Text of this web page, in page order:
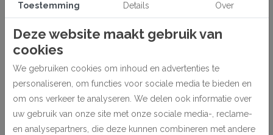
Beschrijving
Framers-Points
Type nr. 08-950 voor Fletcher Framemaster.
Lengte 16 mm.
In doosje van 3.000 stuks.
Bijbehorende machine art. nr. 301800
Toestemming Details Over
Deze website maakt gebruik van
cookies
We gebruiken cookies om inhoud en advertenties te
personaliseren, om functies voor sociale media te bieden en
om ons verkeer te analyseren. We delen ook informatie over
uw gebruik van onze site met onze sociale media-, reclame-
en analysepartners, die deze kunnen combineren met andere